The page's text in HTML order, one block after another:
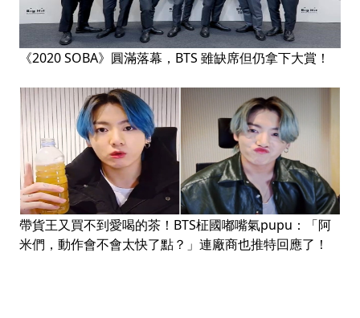
《2020 SOBA》圓滿落幕，BTS 雖缺席但仍拿下大賞！
帶貨王又買不到愛喝的茶！BTS柾國嘟嘴氣pupu：「阿
米們，動作會不會太快了點？」連廠商也推特回應了！